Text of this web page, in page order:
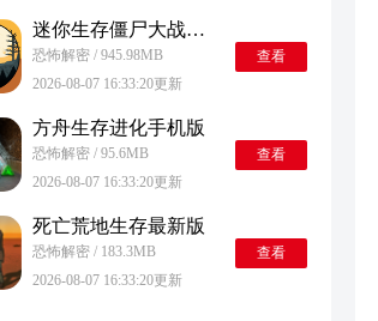
迷你生存僵尸大战安卓版
恐怖解密 / 945.98MB
2026-08-07 16:33:20更新
查看
方舟生存进化手机版
恐怖解密 / 95.6MB
2026-08-07 16:33:20更新
查看
死亡荒地生存最新版
恐怖解密 / 183.3MB
2026-08-07 16:33:20更新
查看